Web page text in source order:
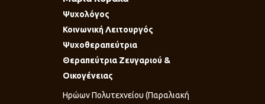
Ψυχολόγος
Κοινωνική Λειτουργός
Ψυχοθεραπεύτρια
Θεραπεύτρια Ζευγαριού &
Οικογένειας
Ηρώων Πολυτεχνείου (Παραλιακή